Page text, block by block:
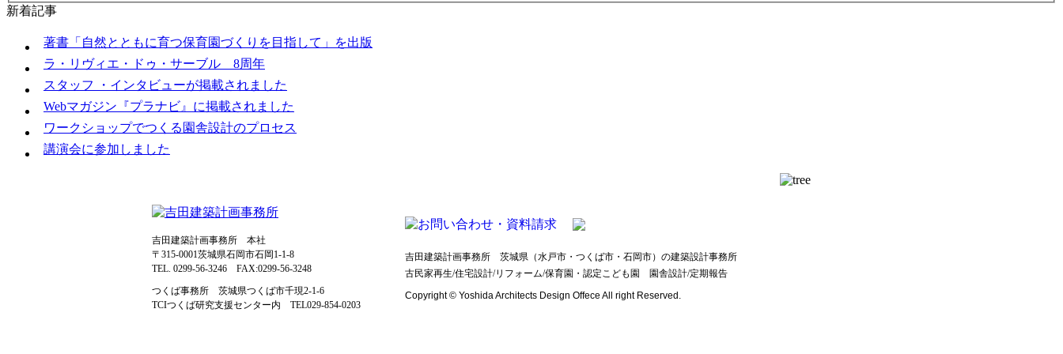
新着記事
著書「自然とともに育つ保育園づくりを目指して」を出版
ラ・リヴィエ・ドゥ・サーブル 8周年
スタッフ ・インタビューが掲載されました
Webマガジン『プラナビ』に掲載されました
ワークショップでつくる園舎設計のプロセス
講演会に参加しました
吉田建築計画事務所 本社
〒315-0001茨城県石岡市石岡1-1-8
TEL. 0299-56-3246 FAX:0299-56-3248
つくば事務所 茨城県つくば市千現2-1-6
TCIつくば研究支援センター内 TEL029‐854‐0203
吉田建築計画事務所 茨城県（水戸市・つくば市・石岡市）の建築設計事務所
古民家再生/住宅設計/リフォーム/保育園・認定こども園 園舎設計/定期報告
Copyright © Yoshida Architects Design Offece All right Reserved.